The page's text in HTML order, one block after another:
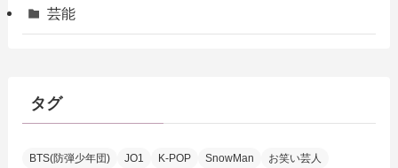
芸能
タグ
BTS(防弾少年団) JO1 K-POP SnowMan
お笑い芸人